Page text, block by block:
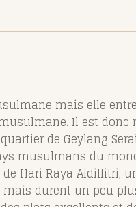
mais elle
Il est donc
de Geylang
musulmans du
Hari Raya
durent un peu